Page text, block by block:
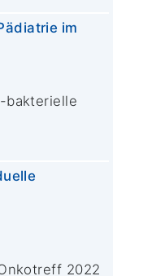
im
bakterielle
2022